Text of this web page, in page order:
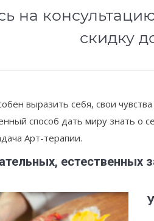
на
скидку
выразить себя, свои
способ дать миру знать о
Арт-терапии.
естественных